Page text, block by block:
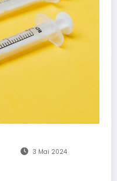
3 Mai 2024